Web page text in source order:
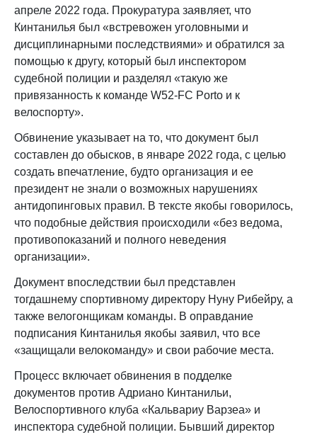
апреле 2022 года. Прокуратура заявляет, что
Кинтанилья был «встревожен уголовными и
дисциплинарными последствиями» и обратился за
помощью к другу, который был инспектором
судебной полиции и разделял «такую же
привязанность к команде W52-FC Porto и к
велоспорту».
Обвинение указывает на то, что документ был
составлен до обысков, в январе 2022 года, с целью
создать впечатление, будто организация и ее
президент не знали о возможных нарушениях
антидопинговых правил. В тексте якобы говорилось,
что подобные действия происходили «без ведома,
противопоказаний и полного неведения
организации».
Документ впоследствии был представлен
тогдашнему спортивному директору Нуну Рибейру, а
также велогонщикам команды. В оправдание
подписания Кинтанилья якобы заявил, что все
«защищали велокоманду» и свои рабочие места.
Процесс включает обвинения в подделке
документов против Адриано Кинтанильи,
Велоспортивного клуба «Кальвариу Варзеа» и
инспектора судебной полиции. Бывший директор